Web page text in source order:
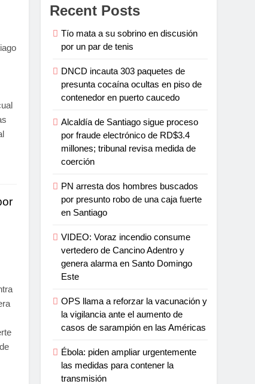
Recent Posts
Tío mata a su sobrino en discusión
por un par de tenis
DNCD incauta 303 paquetes de
presunta cocaína ocultas en piso de
contenedor en puerto caucedo
Alcaldía de Santiago sigue proceso
por fraude electrónico de RD$3.4
millones; tribunal revisa medida de
coerción
PN arresta dos hombres buscados
por presunto robo de una caja fuerte
en Santiago
VIDEO: Voraz incendio consume
vertedero de Cancino Adentro y
genera alarma en Santo Domingo
Este
OPS llama a reforzar la vacunación y
la vigilancia ante el aumento de
casos de sarampión en las Américas
Ébola: piden ampliar urgentemente
las medidas para contener la
transmisión